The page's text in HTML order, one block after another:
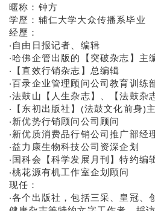
暱称：钟方
学歷：辅仁大学大众传播系毕业
经歷：
‧自由日报记者、编辑
‧哈佛企管出版的【突破杂志】主
‧【直效行销杂志】总编辑
‧百录企业管理顾问公司教育训练
‧法鼓山【人生杂志】、【法鼓杂
‧【东初出版社】(法鼓文化前身)
‧新优势行销顾问公司顾问
‧新优质消费品行销公司推广部经
‧益力康生物科技公司资深企划
‧国科会【科学发展月刊】特约编
‧桃花源有机工作室企划顾问
现任：
‧各个出版社，包括三采、皇冠、